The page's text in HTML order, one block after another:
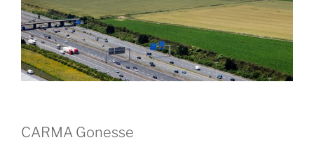
CARMA Gonesse